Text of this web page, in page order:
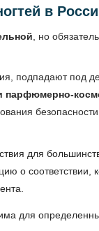
в
, но
подпадают под
парфюмерно-
для
о соответствии,
для